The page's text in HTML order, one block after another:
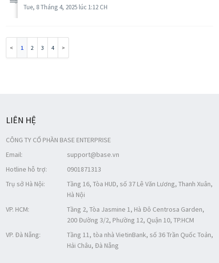
Tue, 8 Tháng 4, 2025 lúc 1:12 CH
1 2 3 4
LIÊN HỆ
CÔNG TY CỔ PHẦN BASE ENTERPRISE
Email:
support@base.vn
Hotline hỗ trợ:
0901871313
Trụ sở Hà Nội:
Tầng 16, Tòa HUD, số 37 Lê Văn Lương, Thanh Xuân,
Hà Nội
VP. HCM:
Tầng 2, Tòa Jasmine 1, Hà Đô Centrosa Garden,
200 Đường 3/2, Phường 12, Quận 10, TP.HCM
VP. Đà Nẵng:
Tầng 11, tòa nhà VietinBank, số 36 Trần Quốc Toản,
Hải Châu, Đà Nẵng